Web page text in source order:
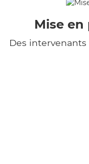
Mise
Des